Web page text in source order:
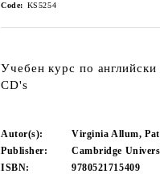
Code: KS5254
Учебен курс по
CD's
Autor(s):
Virginia Allum,
Publisher:
Cambridge
ISBN:
9780521715409